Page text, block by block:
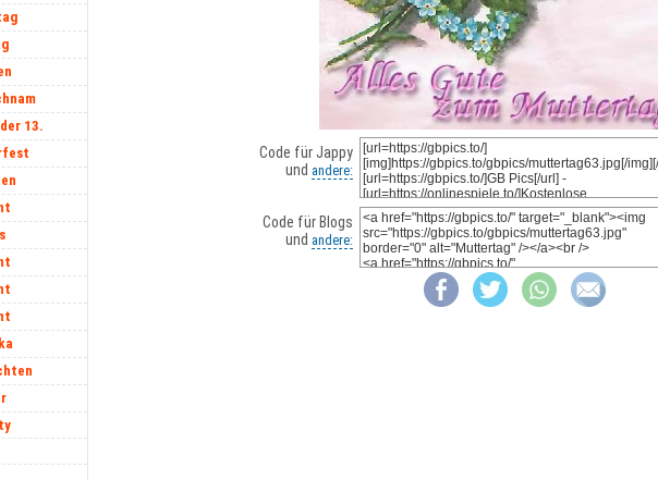
13.
Code für Jappy
und andere:
Code für Blogs
und andere: